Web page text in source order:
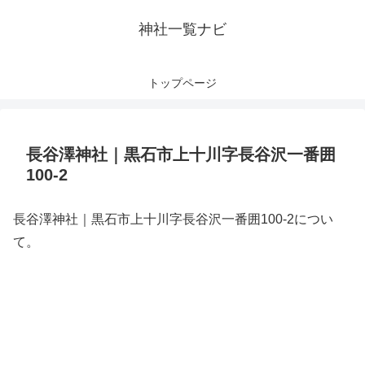
神社一覧ナビ
トップページ
長谷澤神社｜黒石市上十川字長谷沢一番囲
100-2
長谷澤神社｜黒石市上十川字長谷沢一番囲100-2につい
て。